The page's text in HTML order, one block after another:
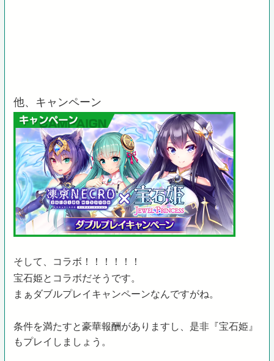
他、キャンペーン
そして、コラボ！！！！！！
宝石姫とコラボだそうです。
まぁダブルプレイキャンペーンなんですがね。
条件を満たすと豪華報酬がありますし、是非『宝石姫』
もプレイしましょう。